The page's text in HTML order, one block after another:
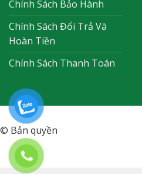
Chính Sách Bảo Hành
Chính Sách Đổi Trả Và
Hoàn Tiền
Chính Sách Thanh Toán
© Bản quyền